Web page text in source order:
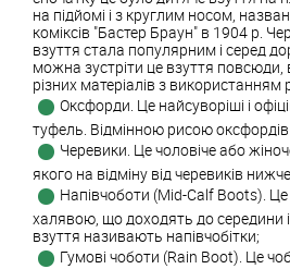
на підйомі і з круглим носом,
коміксів "Бастер Браун" в 1904 р.
взуття стала популярним і серед
можна зустріти це взуття
різних матеріалів з використанням
Оксфорди. Це найсуворіші і
туфель. Відмінною рисою
Черевики. Це чоловіче або
якого на відміну від черевиків
Напівчоботи (Mid-Calf Boots).
халявою, що доходять до середини
взуття називають напівчобітки;
Гумові чоботи (Rain Boot). Це